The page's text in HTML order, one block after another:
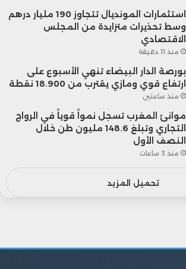
استثمارات المونديال تتجاوز 190 مليار درهم
وسط تحذيرات متزايدة من المجلس
الاقتصادي
منذ 11 دقيقة
بورصة الدار البيضاء تنهي الأسبوع على
ارتفاع قوي ومازي يقترب من 18.900 نقطة
منذ ساعتين
موانئ المغرب تسجل نمواً قوياً في الرواج
التجاري وتبلغ 148.6 مليون طن خلال
النصف الأول
منذ 3 ساعات
تحميل المزيد